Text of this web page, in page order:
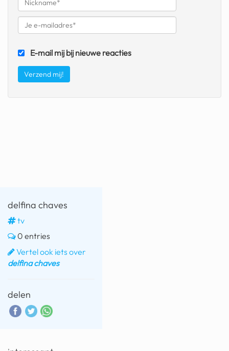
chinese automerken
boring phone
bakelse princess taart
dunkin donuts
ryanair
armand duplantis
duitsland
chevrolet mohawk
E-mail mij bij nieuwe reacties
delfina chaves
tv
0 entries
Vertel ook iets over
delfina chaves
delen